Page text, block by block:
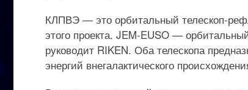
КЛПВЭ — это орбитальный телескоп-
этого проекта. JEM-EUSO —
руководит RIKEN. Оба телескопа
энергий внегалактического